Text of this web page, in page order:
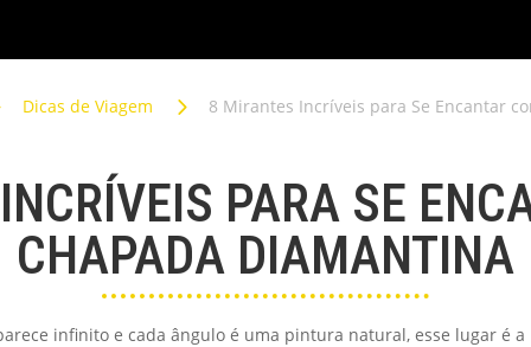
Dicas de Viagem 5 8 Mirantes Incríveis para Se Encantar
PARA SE
CHAPADA DIAMANTINA
infinito e cada ângulo é uma pintura natural, esse lugar é a